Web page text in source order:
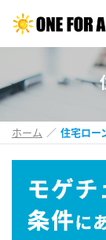
ホーム 住宅ロー